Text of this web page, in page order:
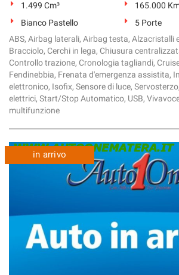
1.499 Cm³
165.000
Bianco Pastello
5 Porte
ABS, Airbag laterali, Airbag testa, Alzacristalli
Bracciolo, Cerchi in lega, Chiusura
Controllo trazione, Cronologia tagliandi,
Fendinebbia, Frenata d'emergenza assistita,
elettronico, Isofix, Sensore di luce,
elettrici, Start/Stop Automatico, USB,
multifunzione
in arrivo